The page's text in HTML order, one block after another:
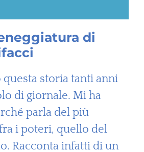
di
storia tanti anni
di giornale. Mi ha
parla del più
i poteri, quello del
Racconta infatti di un